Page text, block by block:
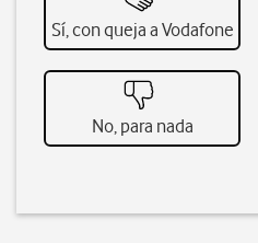
Sí, con queja a Vodafone
No, para nada